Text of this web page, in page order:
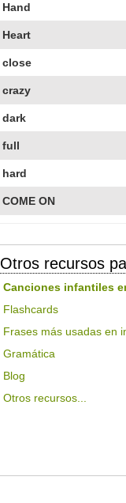
Hand
Heart
close
crazy
dark
full
hard
COME ON
Otros recursos
Canciones infantiles
Flashcards
Frases más usadas en
Gramática
Blog
Otros recursos...